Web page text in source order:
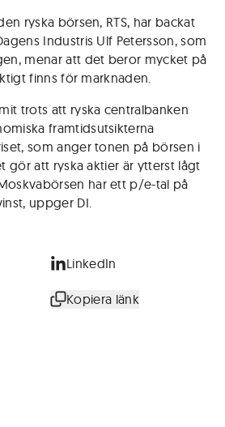
ryska börsen, RTS, har backat
Industris Ulf Petersson, som
menar att det beror mycket på
finns för marknaden.
trots att ryska centralbanken
framtidsutsikterna
som anger tonen på börsen i
gör att ryska aktier är ytterst lågt
har ett p/e-tal på
uppger DI.
LinkedIn
Kopiera länk